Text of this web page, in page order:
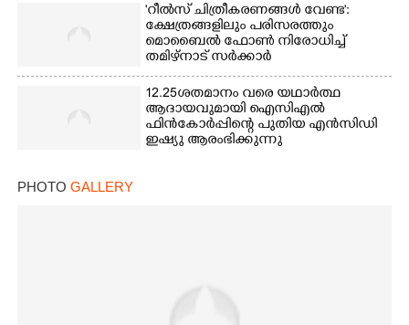
'റീൽസ് ചിത്രീകരണങ്ങൾ വേണ്ട':
ക്ഷേത്രങ്ങളിലും പരിസരത്തും
മൊബൈൽ ഫോൺ നിരോധിച്ച്
തമിഴ്നാട് സർക്കാർ
12.25ശതമാനം വരെ യഥാർത്ഥ
ആദായവുമായി ഐസിഎൽ
ഫിൻകോർപ്പിന്റെ പുതിയ എൻസിഡി
ഇഷ്യു ആരംഭിക്കുന്നു
PHOTO GALLERY